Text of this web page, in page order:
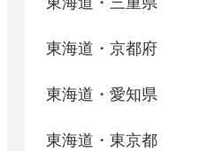
東海道・京都府
東海道・愛知県
東海道・東京都